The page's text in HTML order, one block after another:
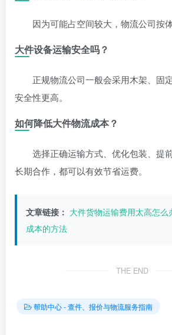
因为可能占空间较大，物流公司按体
大件设备运输安全吗？
正规物流公司一般会采用木架、固
安全性更高。
如何降低大件物流成本？
选择正确运输方式、优化包装、提
长期合作，都可以有效节省运费。
文章链接： 大件货物运输费用太高怎
成本的方法
THE END
帮助中心 - 查件、报价与物流服务指南